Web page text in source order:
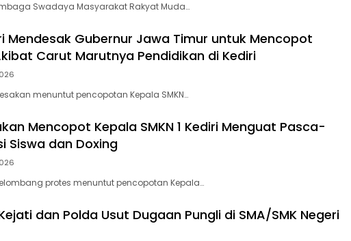
Swadaya Masyarakat Rakyat Muda…
Mendesak Gubernur Jawa Timur untuk Mencopot
Carut Marutnya Pendidikan di Kediri
menuntut pencopotan Kepala SMKN…
Mencopot Kepala SMKN 1 Kediri Menguat Pasca-
Siswa dan Doxing
protes menuntut pencopotan Kepala…
dan Polda Usut Dugaan Pungli di SMA/SMK Negeri